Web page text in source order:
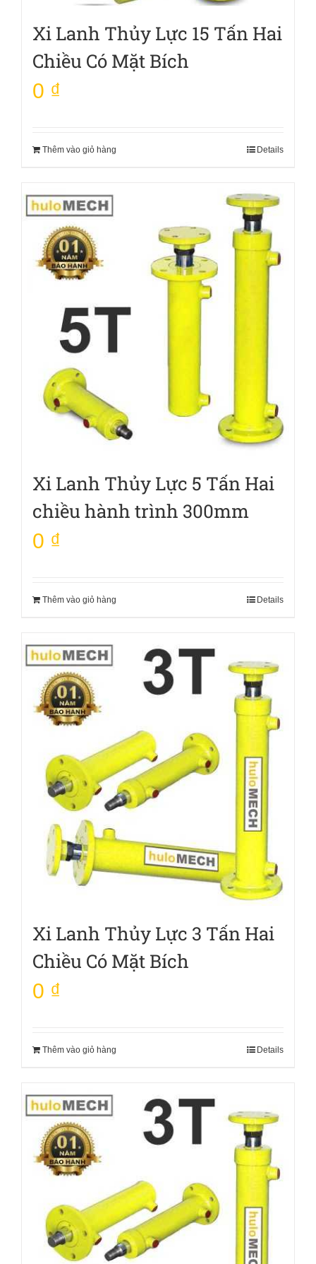
Xi Lanh Thủy Lực 15 Tấn Hai
Chiều Có Mặt Bích
0 ₫
Thêm vào giỏ hàng Details
Xi Lanh Thủy Lực 5 Tấn Hai
chiều hành trình 300mm
0 ₫
Thêm vào giỏ hàng Details
Xi Lanh Thủy Lực 3 Tấn Hai
Chiều Có Mặt Bích
0 ₫
Thêm vào giỏ hàng Details